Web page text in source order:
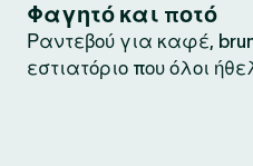
Φαγητό και ποτό
Ραντεβού για καφέ,
εστιατόριο που όλοι